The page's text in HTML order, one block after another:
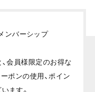
ンバーシップ
会員様限定のお得な
ポンの使用、ポイン
ます。